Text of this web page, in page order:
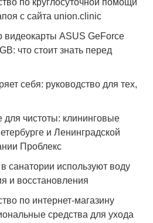
по круглосуточной помощи
с сайта union.clinic
видеокарты ASUS GeForce
что стоит знать перед
себя: руководство для тех,
чистоты: клининговые
и Ленинградской
Проблекс
санатории используют воду
и восстановления
по интернет-магазину
средства для ухода